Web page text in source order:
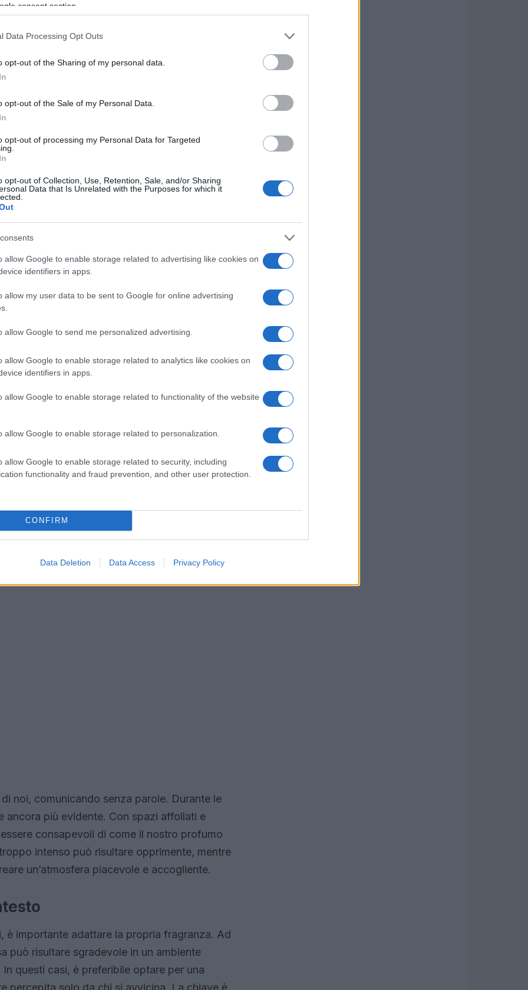
consent section.
Data Processing Opt Outs
opt-out of the Sharing of my personal data.
opt-out of the Sale of my Personal Data.
opt-out of processing my Personal Data for Targeted
opt-out of Collection, Use, Retention, Sale, and/or Sharing
Data that Is Unrelated with the Purposes for which it
allow Google to enable storage related to advertising like cookies on
identifiers in apps.
allow my user data to be sent to Google for online advertising
allow Google to send me personalized advertising.
allow Google to enable storage related to analytics like cookies on
identifiers in apps.
allow Google to enable storage related to functionality of the website
allow Google to enable storage related to personalization.
allow Google to enable storage related to security, including
functionality and fraud prevention, and other user protection.
CONFIRM
Data Deletion Data Access Privacy Policy
che interagisce direttamente con il
delle emozioni e della memoria.
possono evocare ricordi e sentimenti
l’odore di un dolce appena sfornato
floreale può risvegliare ricordi di momenti
non verbale. Lenote fresche everdisono
mentre lenote ambrate
permette di comunicare aspetti della
il nostro biglietto da visita, mentre le
lenote di fondorappresentano la stabilità e i
di identità
una questione estetica, ma un gesto
scegliamo può influenzare come gli altri ci
farci sentire più sicuri, più attraenti o
notare come la scelta della fragranza
situazione formale, potremmo optare per
informale potremmo sentirci liberi di
noi, comunicando senza parole. Durante le
ancora più evidente. Con spazi affollati e
consapevoli di come il nostro profumo
intenso può risultare opprimente, mentre
un’atmosfera piacevole e accogliente.
è importante adattare la propria fragranza. Ad
può risultare sgradevole in un ambiente
questi casi, è preferibile optare per una